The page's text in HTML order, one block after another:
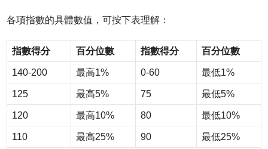
各項指數的具體數值，可按下表理解：
指數得分 百分位數 指數得分 百分位數
140-200 最高1% 0-60 最低1%
125 最高5% 75 最低5%
120 最高10% 80 最低10%
110 最高25% 90 最低25%